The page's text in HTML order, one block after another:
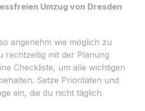
Umzug von Dresden
angenehm wie möglich zu
rechtzeitig mit der Planung
Checkliste, um alle wichtigen
Setze Prioritäten und
ein, die du nicht täglich